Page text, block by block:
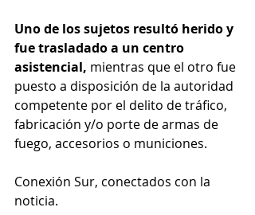
Uno de los sujetos resultó herido y
fue trasladado a un centro
asistencial, mientras que el otro fue
puesto a disposición de la autoridad
competente por el delito de tráfico,
fabricación y/o porte de armas de
fuego, accesorios o municiones.
Conexión Sur, conectados con la
noticia.